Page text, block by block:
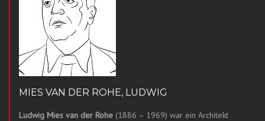
MIES VAN DER ROHE, LUDWIG
Ludwig Mies van der Rohe (1886 – 1969) war ein Architekt